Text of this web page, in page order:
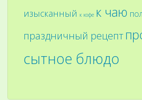
изысканный к кофе к чаю
праздничный рецепт
сытное блюдо